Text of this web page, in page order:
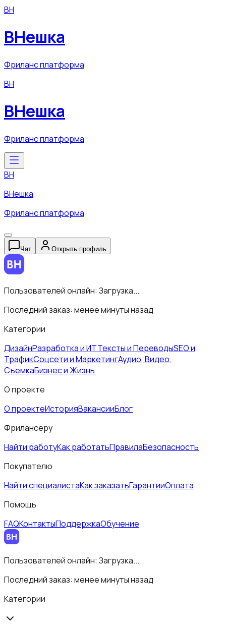
ВН
ВНешка
Фриланс платформа
ВН
ВНешка
Фриланс платформа
ВН
ВНешка
Фриланс платформа
Чат Открыть профиль
Пользователей онлайн: Загрузка...
Последний заказ: менее минуты назад
Категории
ДизайнРазработка и ИТТексты и ПереводыSEO и
ТрафикСоцсети и МаркетингАудио, Видео,
СъемкаБизнес и Жизнь
О проекте
О проектеИсторияВакансииБлог
Фрилансеру
Найти работуКак работатьПравилаБезопасность
Покупателю
Найти специалистаКак заказатьГарантииОплата
Помощь
FAQКонтактыПоддержкаОбучение
Пользователей онлайн: Загрузка...
Последний заказ: менее минуты назад
Категории